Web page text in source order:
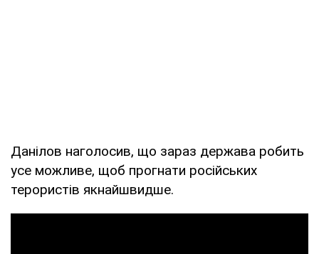
Данілов наголосив, що зараз держава робить
усе можливе, щоб прогнати російських
терористів якнайшвидше.